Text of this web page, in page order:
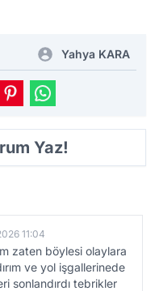
Yahya KARA
Yaz!
11:04
zaten böylesi olaylara
ve yol işgallerinede
sonlandırdı tebrikler